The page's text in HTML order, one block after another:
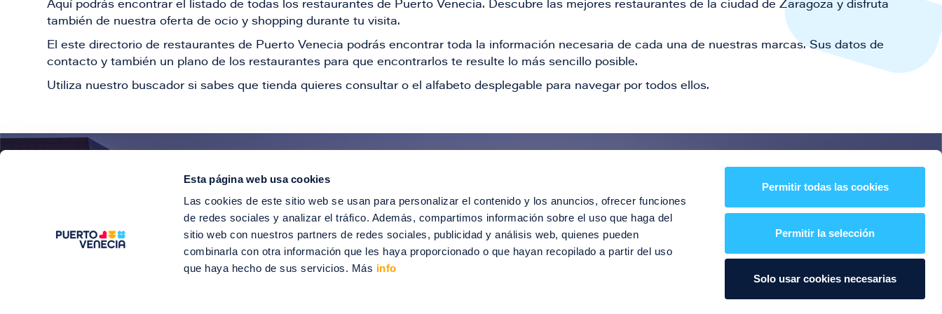
Esta página web usa cookies
Las cookies de este sitio web se usan para personalizar el contenido y los anuncios, ofrecer funciones
de redes sociales y analizar el tráfico. Además, compartimos información sobre el uso que haga del
sitio web con nuestros partners de redes sociales, publicidad y análisis web, quienes pueden
combinarla con otra información que les haya proporcionado o que hayan recopilado a partir del uso
que haya hecho de sus servicios. Más info
Permitir todas las cookies
Permitir la selección
Solo usar cookies necesarias
Aquí podrás encontrar el listado de todas los restaurantes de Puerto Venecia. Descubre las mejores restaurantes de la ciudad de Zaragoza y disfruta
también de nuestra oferta de ocio y shopping durante tu visita.
El este directorio de restaurantes de Puerto Venecia podrás encontrar toda la información necesaria de cada una de nuestras marcas. Sus datos de
contacto y también un plano de los restaurantes para que encontrarlos te resulte lo más sencillo posible.
Utiliza nuestro buscador si sabes que tienda quieres consultar o el alfabeto desplegable para navegar por todos ellos.
¡Entérate de todas nuestras novedades!
Suscríbete para recibir ofertas especiales, descuentos, eventos y mucho más
SUSCRÍBETE